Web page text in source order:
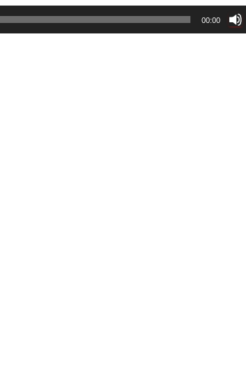
00:00